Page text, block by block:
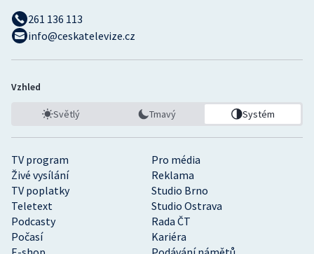
TV program
Pro média
Živé vysílání
Reklama
TV poplatky
Studio Brno
Teletext
Studio Ostrava
Podcasty
Rada ČT
Počasí
Kariéra
261 136 113
info@ceskatelevize.cz
Vzhled
Světlý Tmavý Systém